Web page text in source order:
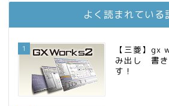
庶民的家族がインデックス投資でセミリ
よく読まれている
1
【三菱】
み出し 書き
す！